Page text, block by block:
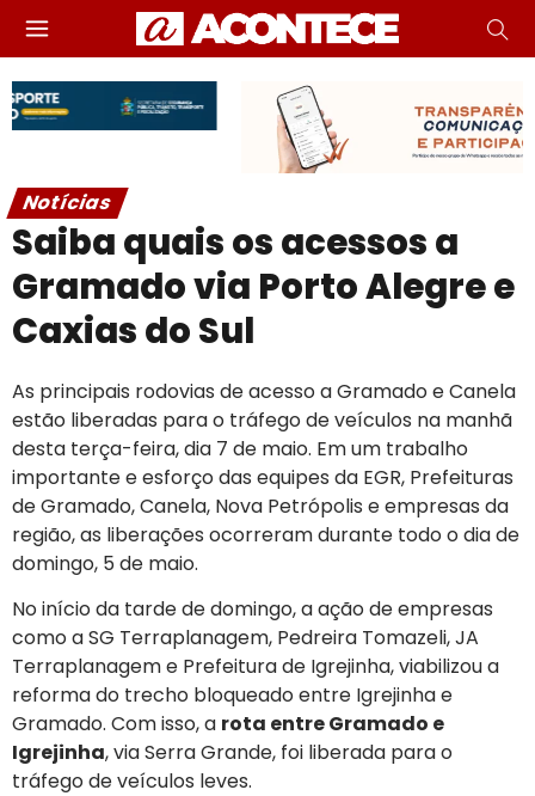
Notícias
Saiba quais os acessos a
Gramado via Porto Alegre e
Caxias do Sul
As principais rodovias de acesso a Gramado e Canela
estão liberadas para o tráfego de veículos na manhã
desta terça-feira, dia 7 de maio. Em um trabalho
importante e esforço das equipes da EGR, Prefeituras
de Gramado, Canela, Nova Petrópolis e empresas da
região, as liberações ocorreram durante todo o dia de
domingo, 5 de maio.
No início da tarde de domingo, a ação de empresas
como a SG Terraplanagem, Pedreira Tomazeli, JA
Terraplanagem e Prefeitura de Igrejinha, viabilizou a
reforma do trecho bloqueado entre Igrejinha e
Gramado. Com isso, a rota entre Gramado e
Igrejinha, via Serra Grande, foi liberada para o
tráfego de veículos leves.